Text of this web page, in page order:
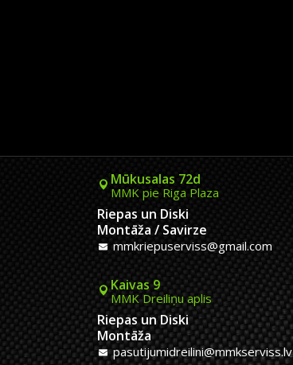
Mūkusalas 72d
MMK pie Riga Plaza
Riepas un Diski
Montāža / Savirze
mmkriepuserviss@gmail.com
Kaivas 9
MMK Dreiliņu aplis
Riepas un Diski
Montāža
pasutijumidreilini@mmkserviss.lv